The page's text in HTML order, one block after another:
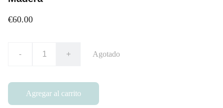
€60.00
- + Agotado
Agregar al carrito